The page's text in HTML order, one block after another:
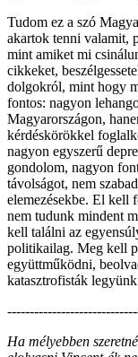
Tudom ez a szó
akartok tenni valamit,
mint amiket mi
cikkeket,
dolgokról, mint hogy
fontos: nagyon
Magyarországon,
kérdéskörökkel
nagyon egyszerű
gondolom, nagyon
távolságot, nem
elemezésekbe. El kell
nem tudunk mindent
kell találni az
politikailag. Meg kell
együttműködni,
katasztrofisták
Ha mélyebben